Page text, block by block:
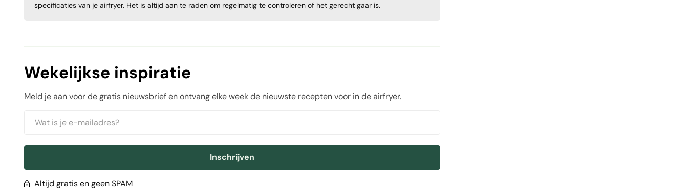
specificaties van je airfryer. Het is altijd aan te raden om regelmatig te controleren of het gerecht gaar is.
Wekelijkse inspiratie
Meld je aan voor de gratis nieuwsbrief en ontvang elke week de nieuwste recepten voor in de airfryer.
Inschrijven
Altijd gratis en geen SPAM